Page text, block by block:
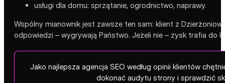
usługi dla domu: sprzątanie, ogrodnictwo, naprawy.
Wspólny mianownik jest zawsze ten sam: klient z
odpowiedzi – wygrywają Państwo. Jeżeli nie – zysk trafia do
Jako najlepsza agencja SEO według opinii klientów
dokonać audytu strony i sprawdzić